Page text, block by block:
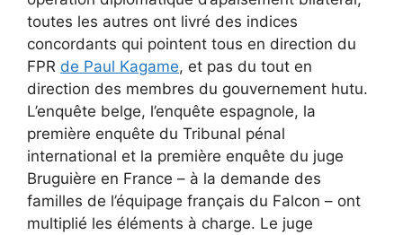
toutes les autres ont livré des indices
concordants qui pointent tous en direction du
FPR de Paul Kagame, et pas du tout en
direction des membres du gouvernement hutu.
L’enquête belge, l’enquête espagnole, la
première enquête du Tribunal pénal
international et la première enquête du juge
Bruguière en France – à la demande des
familles de l’équipage français du Falcon – ont
multiplié les éléments à charge. Le juge